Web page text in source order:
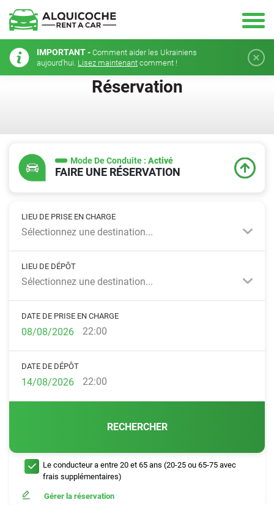
IMPORTANT - Comment aider les Ukrainiens
aujourd'hui. Lisez maintenant comment !
Réservation
Mode De Conduite : Activé
FAIRE UNE RÉSERVATION
LIEU DE PRISE EN CHARGE
Sélectionnez une destination...
LIEU DE DÉPÔT
Sélectionnez une destination...
DATE DE PRISE EN CHARGE
22:00
DATE DE DÉPÔT
22:00
RECHERCHER
Le conducteur a entre 20 et 65 ans (20-25 ou 65-75 avec
frais supplémentaires)
Gérer la réservation